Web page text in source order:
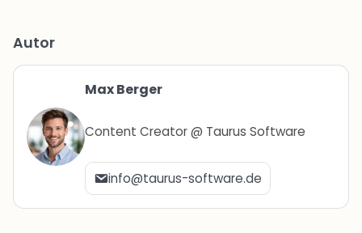
Autor
Max Berger
Content Creator @ Taurus Software
info@taurus-software.de